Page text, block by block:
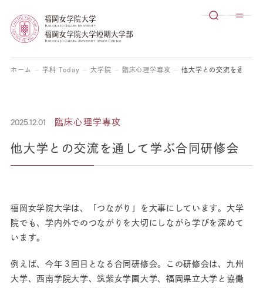
ホーム 学科 Today 大学院 臨床心理学専攻 他大学との交流を通して
2025.12.01 臨床心理学専攻
他大学との交流を通して学ぶ合同研修会
福岡女学院大学は、「つながり」を大事にしています。大学
院でも、学内外でのつながりを大切にしながら学びを深めて
います。
例えば、今年３回目となる合同研修会。この研修会は、九州
大学、西南学院大学、筑紫女学園大学、福岡県立大学と協働